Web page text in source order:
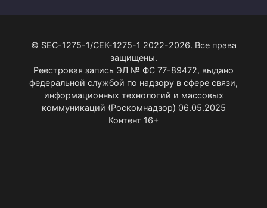
© SEC-1275-1/СЕК-1275-1 2022-2026. Все права
защищены.
Реестровая запись ЭЛ № ФС 77-89472, выдано
федеральной службой по надзору в сфере связи,
информационных технологий и массовых
коммуникаций (Роскомнадзор) 06.05.2025
Контент 16+